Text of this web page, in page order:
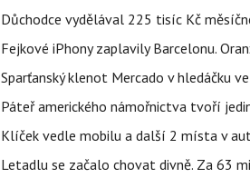
Důchodce vydělával 225 tisíc Kč
Fejkové iPhony zaplavily Barcelonu.
Sparťanský klenot Mercado v hledáčku
Páteř amerického námořnictva tvoří
Klíček vedle mobilu a další 2 místa v
Letadlu se začalo chovat divně. Za 63